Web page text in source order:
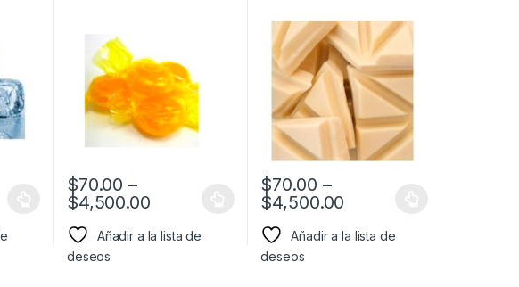
$70.00 –
$4,500.00
Añadir a la lista de
deseos
$70.00 –
$4,500.00
Añadir a la lista de
deseos